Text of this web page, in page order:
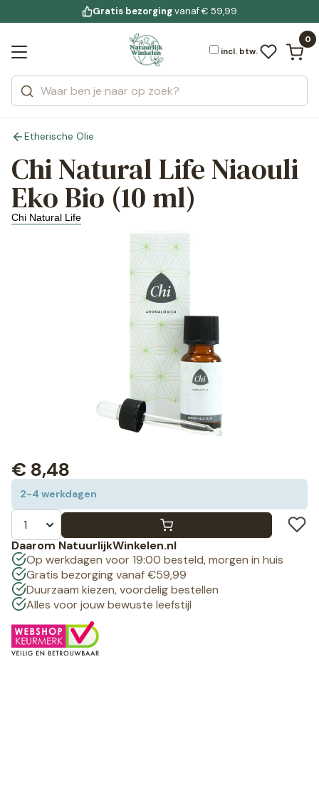
Jouw bewuste leefstijl
voor 19:00 uur besteld
Gratis bezorgingvanaf € 59,99
incl. btw.
0
Zoeken
Categorieën
Merken
Bekijk alle resultaten
Etherische Olie
Chi Natural Life Niaouli
Eko Bio (10 ml)
Chi Natural Life
2-4 werkdagen
€ 8,48
Daarom NatuurlijkWinkelen.nl
Op werkdagen voor 19:00 besteld, morgen in huis
Gratis bezorging vanaf €59,99
Duurzaam kiezen, voordelig bestellen
Alles voor jouw bewuste leefstijl